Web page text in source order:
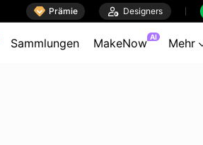
 Prämie  Designers
Sammlungen MakeNow AI Mehr